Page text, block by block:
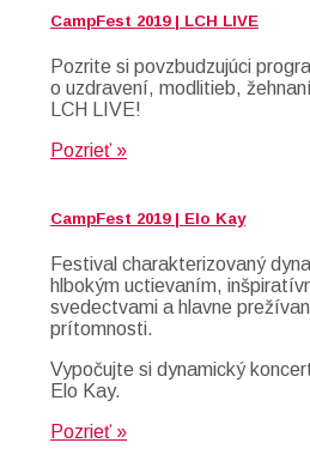
CampFest 2019 | LCH LIVE
Pozrite si povzbudzujúci
o uzdravení, modlitieb,
LCH LIVE!
Pozrieť »
CampFest 2019 | Elo Kay
Festival charakterizovaný
hlbokým uctievaním,
svedectvami a hlavne
prítomnosti.
Vypočujte si dynamický
Elo Kay.
Pozrieť »